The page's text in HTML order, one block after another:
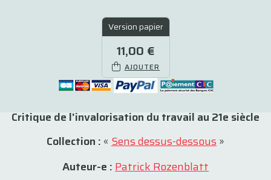
Version papier
11,00 €
AJOUTER
Critique de l'invalorisation du travail au 21e siècle
Collection : « Sens dessus-dessous»
Auteur-e :Patrick Rozenblatt